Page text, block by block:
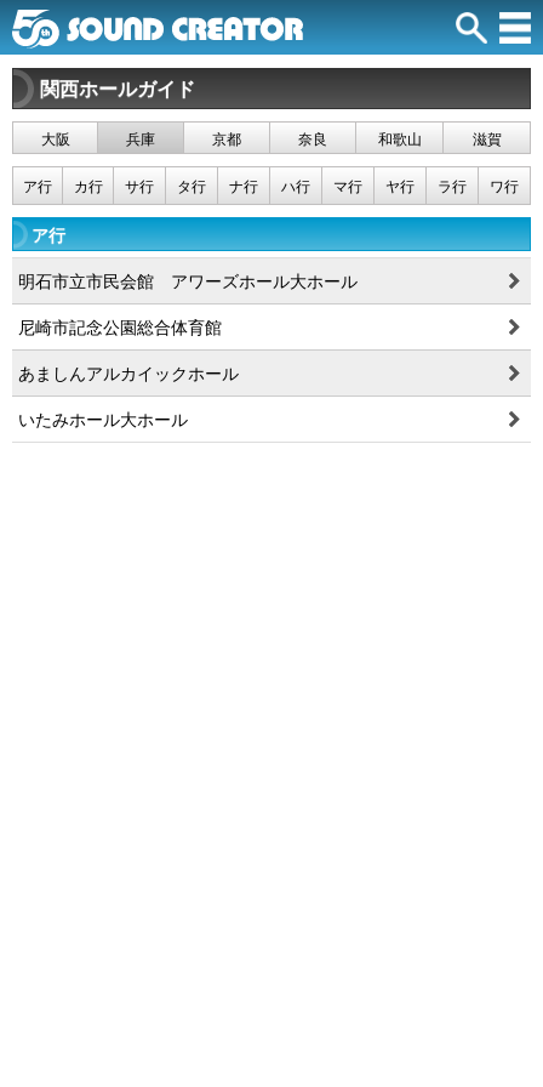
関西ホールガイド
大阪 兵庫 京都 奈良 和歌山 滋賀
ア行 カ行 サ行 タ行 ナ行 ハ行 マ行 ヤ行 ラ行 ワ行
ア行
明石市立市民会館 アワーズホール大ホール
尼崎市記念公園総合体育館
あましんアルカイックホール
いたみホール大ホール